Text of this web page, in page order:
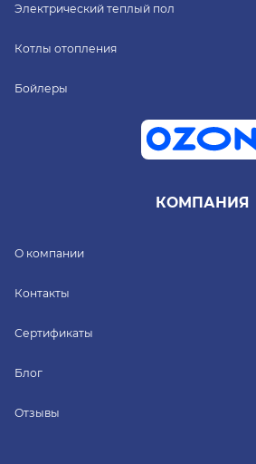
Электрический теплый пол
Котлы отопления
Бойлеры
КОМПАНИЯ
О компании
Контакты
Сертификаты
Блог
Отзывы